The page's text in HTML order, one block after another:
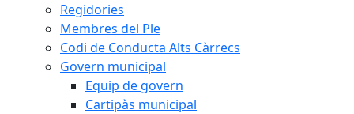
Regidories
Membres del Ple
Codi de Conducta Alts Càrrecs
Govern municipal
Equip de govern
Cartipàs municipal